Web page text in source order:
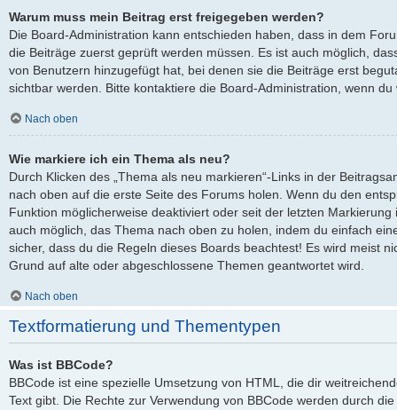
Warum muss mein Beitrag erst freigegeben werden?
Die Board-Administration kann entschieden haben, dass in dem
die Beiträge zuerst geprüft werden müssen. Es ist auch möglich,
von Benutzern hinzugefügt hat, bei denen sie die Beiträge erst
sichtbar werden. Bitte kontaktiere die Board-Administration, wenn
Nach oben
Wie markiere ich ein Thema als neu?
Durch Klicken des „Thema als neu markieren“-Links in der
nach oben auf die erste Seite des Forums holen. Wenn du den
Funktion möglicherweise deaktiviert oder seit der letzten
auch möglich, das Thema nach oben zu holen, indem du einfach
sicher, dass du die Regeln dieses Boards beachtest! Es wird meist
Grund auf alte oder abgeschlossene Themen geantwortet wird.
Nach oben
Textformatierung und Thementypen
Was ist BBCode?
BBCode ist eine spezielle Umsetzung von HTML, die dir
Text gibt. Die Rechte zur Verwendung von BBCode werden durch